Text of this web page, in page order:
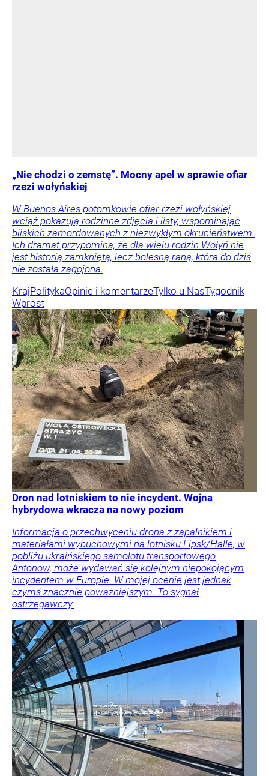
„Nie chodzi o zemstę”. Mocny apel w sprawie ofiar
rzezi wołyńskiej
W Buenos Aires potomkowie ofiar rzezi wołyńskiej
wciąż pokazują rodzinne zdjęcia i listy, wspominając
bliskich zamordowanych z niezwykłym okrucieństwem.
Ich dramat przypomina, że dla wielu rodzin Wołyń nie
jest historią zamkniętą, lecz bolesną raną, która do dziś
nie została zagojona.
KrajPolitykaOpinie i komentarzeTylko u NasTygodnik
Wprost
Dron nad lotniskiem to nie incydent. Wojna
hybrydowa wkracza na nowy poziom
Informacja o przechwyceniu drona z zapalnikiem i
materiałami wybuchowymi na lotnisku Lipsk/Halle, w
pobliżu ukraińskiego samolotu transportowego
Antonow, może wydawać się kolejnym niepokojącym
incydentem w Europie. W mojej ocenie jest jednak
czymś znacznie poważniejszym. To sygnał
ostrzegawczy.